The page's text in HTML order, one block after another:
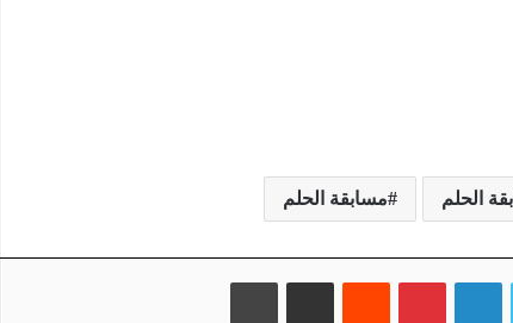
الحلم مسابقة الحلم
تويتر لينكدإن بينتيريست مشاركة عبر البريد